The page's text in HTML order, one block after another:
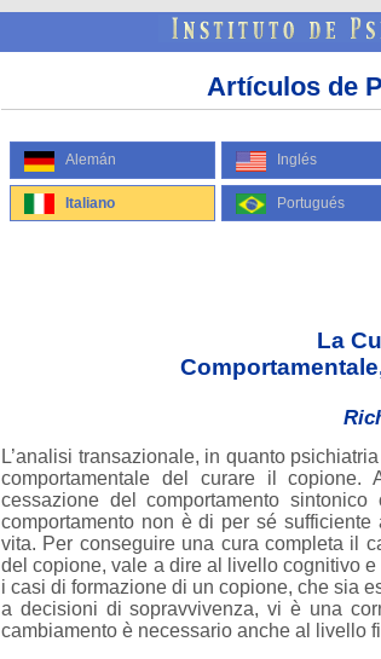
Artículos de
Alemán Inglés
Italiano Portugués
La
L’analisi transazionale, in quanto
comportamentale del curare il
cessazione del comportamento
comportamento non è di per sé
vita. Per conseguire una cura completa il
del copione, vale a dire al livello cognitivo
i casi di formazione di un copione, che sia
a decisioni di sopravvivenza, vi è una
cambiamento è necessario anche al livello